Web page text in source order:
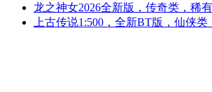
龙之神女2026全新版，传奇类，稀
上古传说1:500，全新BT版，仙侠